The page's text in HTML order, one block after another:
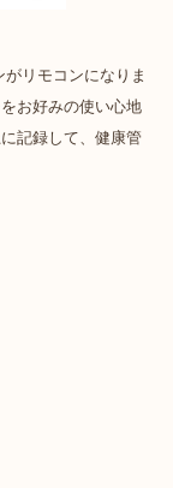
リモコンになりま
お好みの使い心地
記録して、健康管